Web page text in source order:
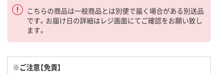
こちらの商品は一般商品とは別便で届く場合がある別送品
です。お届け日の詳細はレジ画面にてご確認をお願い致し
ます。
※ご注意【免責】